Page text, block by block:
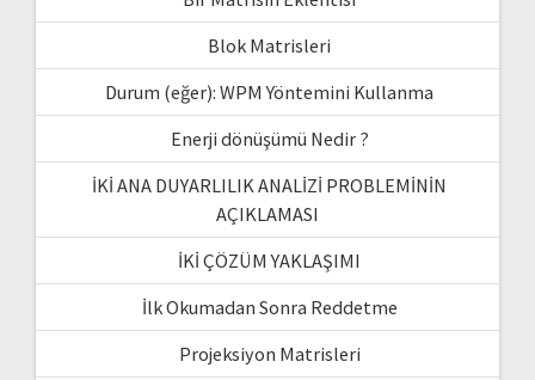
Blok Matrisleri
Durum (eğer): WPM Yöntemini Kullanma
Enerji dönüşümü Nedir ?
İKİ ANA DUYARLILIK ANALİZİ PROBLEMİNİN
AÇIKLAMASI
İKİ ÇÖZÜM YAKLAŞIMI
İlk Okumadan Sonra Reddetme
Projeksiyon Matrisleri